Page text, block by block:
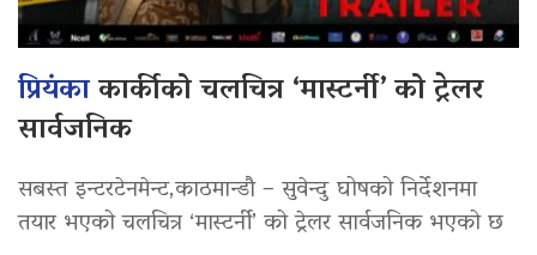
प्रियंकाकार्कीको चलचित्र ‘मास्टर्नी’ को ट्रेलर
सार्वजनिक
सबस्त इन्टरटेनमेन्ट,काठमान्डौ – सुवेन्दु घोषको निर्देशनमा
तयार भएको चलचित्र ‘मास्टर्नी’ को ट्रेलर सार्वजनिक भएको छ